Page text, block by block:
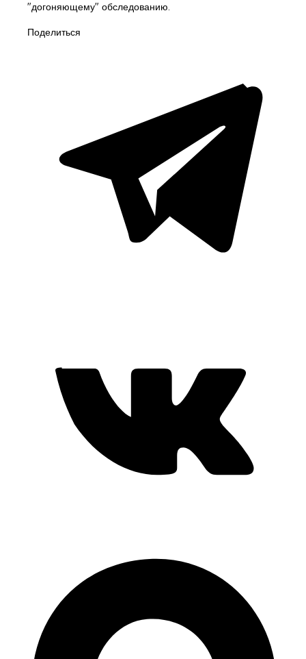
"догоняющему" обследованию.
Поделиться